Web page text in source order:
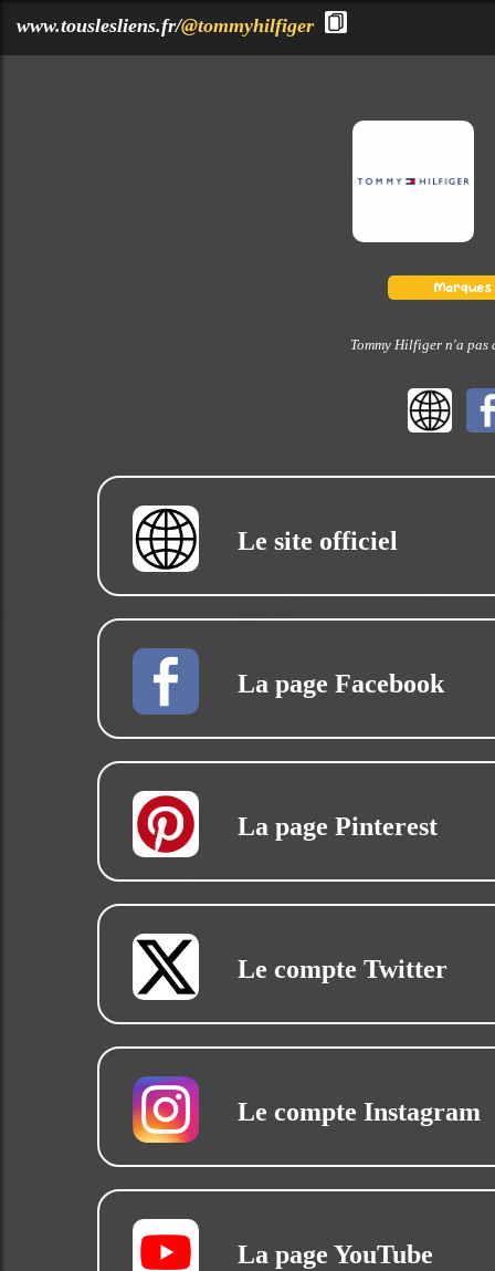
www.touslesliens.fr/@tommyhilfiger
Tommy Hilfiger n'a pas
Le site officiel
La page Facebook
La page Pinterest
Le compte Twitter
Le compte Instagram
La page YouTube